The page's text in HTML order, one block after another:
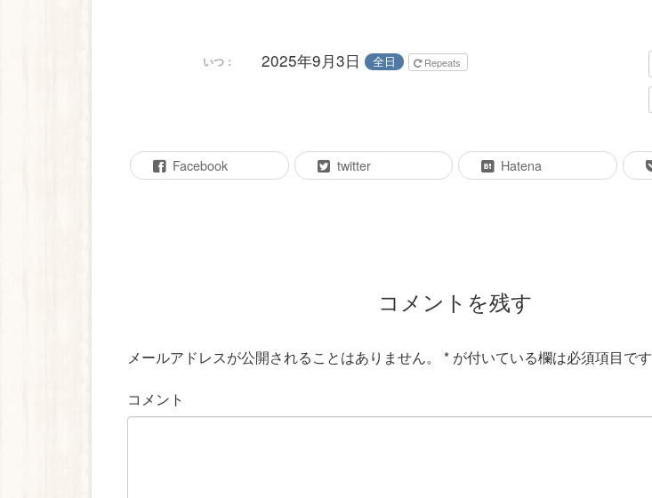
いつ： 2025年9月3日 全日 Repeats
Facebook twitter Hatena
コメントを残す
メールアドレスが公開されることはありません。 * が付いている欄は必須項目です
コメント